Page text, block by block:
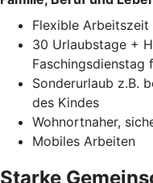
Flexible Arbeitszeit
30 Urlaubstage +
Faschingsdienstag
Sonderurlaub z.B.
des Kindes
Wohnortnaher,
Mobiles Arbeiten
Starke